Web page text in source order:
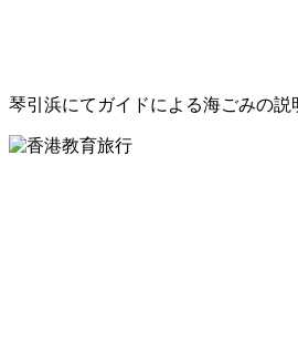
琴引浜にてガイドによる海ごみの説